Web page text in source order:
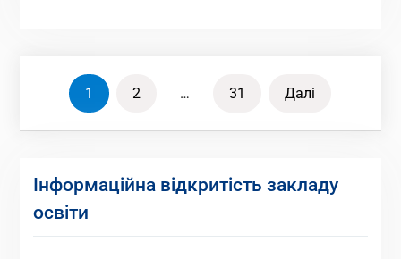
Пагінація
записів
1 2 … 31 Далі
Інформаційна відкритість закладу
освіти